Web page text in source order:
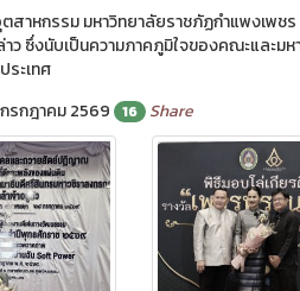
สาหกรรม มหาวิทยาลัยราชภัฏกำแพงเพ
ว ซึ่งนับเป็นความภาคภูมิใจของคณะและ
ระเทศ
รกฎาคม 2569
16 Share